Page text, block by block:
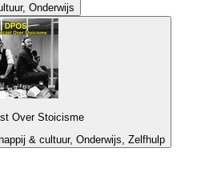
Onderwijs
Over Stoicisme
& cultuur, Onderwijs, Zelfhulp